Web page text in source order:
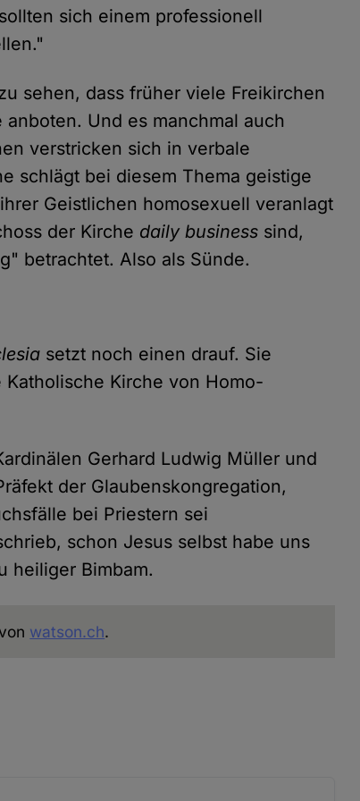
sich einem professionell
sehen, dass früher viele Freikirchen
Und es manchmal auch
verstricken sich in verbale
schlägt bei diesem Thema geistige
Geistlichen homosexuell veranlagt
der Kirche daily business sind,
betrachtet. Also als Sünde.
setzt noch einen drauf. Sie
Kirche von Homo-
Gerhard Ludwig Müller und
der Glaubenskongregation,
bei Priestern sei
schon Jesus selbst habe uns
heiliger Bimbam.
watson.ch.